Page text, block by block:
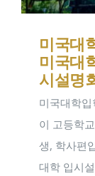
미국대
미국대
시설명
미국대학입
이 고등학
생, 학사편
대학 입시